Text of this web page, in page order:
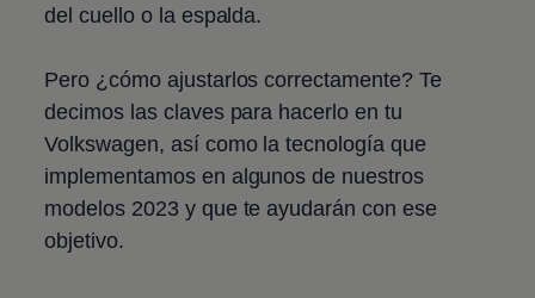
del cuello o la espalda.
Pero ¿cómo ajustarlos correctamente? Te
decimos las claves para hacerlo en tu
Volkswagen, así como la tecnología que
implementamos en algunos de nuestros
modelos 2023 y que te ayudarán con ese
objetivo.